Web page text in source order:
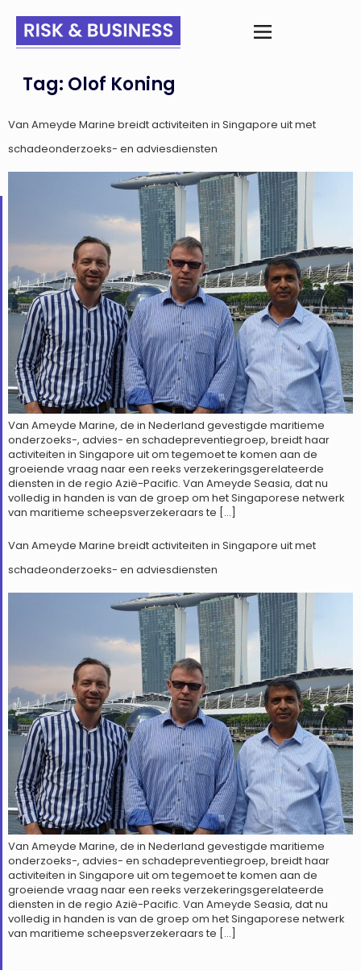
Tag: Olof Koning
Van Ameyde Marine breidt activiteiten in Singapore uit met
schadeonderzoeks- en adviesdiensten
Van Ameyde Marine, de in Nederland gevestigde maritieme
onderzoeks-, advies- en schadepreventiegroep, breidt haar
activiteiten in Singapore uit om tegemoet te komen aan de
groeiende vraag naar een reeks verzekeringsgerelateerde
diensten in de regio Azië-Pacific. Van Ameyde Seasia, dat nu
volledig in handen is van de groep om het Singaporese netwerk
van maritieme scheepsverzekeraars te […]
Van Ameyde Marine breidt activiteiten in Singapore uit met
schadeonderzoeks- en adviesdiensten
Van Ameyde Marine, de in Nederland gevestigde maritieme
onderzoeks-, advies- en schadepreventiegroep, breidt haar
activiteiten in Singapore uit om tegemoet te komen aan de
groeiende vraag naar een reeks verzekeringsgerelateerde
diensten in de regio Azië-Pacific. Van Ameyde Seasia, dat nu
volledig in handen is van de groep om het Singaporese netwerk
van maritieme scheepsverzekeraars te […]